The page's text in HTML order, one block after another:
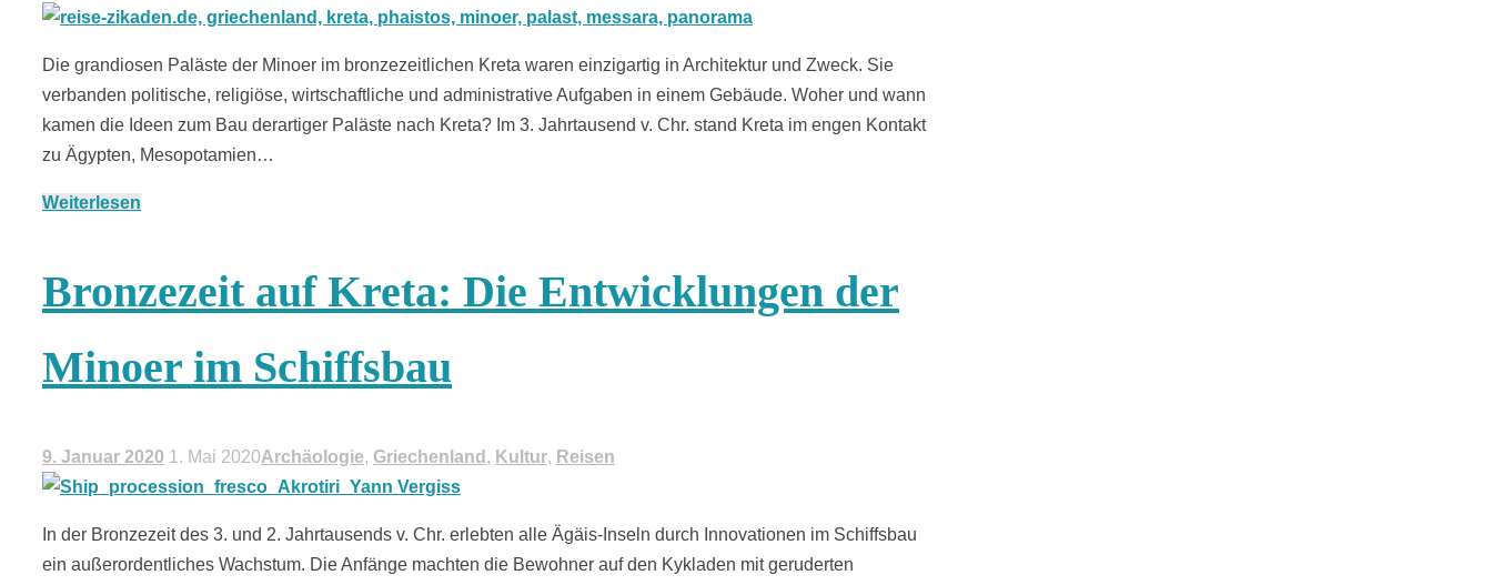
Die grandiosen Paläste der Minoer im bronzezeitlichen Kreta waren einzigartig in Architektur und Zweck. Sie
verbanden politische, religiöse, wirtschaftliche und administrative Aufgaben in einem Gebäude. Woher und wann
kamen die Ideen zum Bau derartiger Paläste nach Kreta? Im 3. Jahrtausend v. Chr. stand Kreta im engen Kontakt
zu Ägypten, Mesopotamien…
Weiterlesen
Bronzezeit auf Kreta: Die Entwicklungen der
Minoer im Schiffsbau
9. Januar 2020 1. Mai 2020Archäologie, Griechenland , Kultur, Reisen
In der Bronzezeit des 3. und 2. Jahrtausends v. Chr. erlebten alle Ägäis-Inseln durch Innovationen im Schiffsbau
ein außerordentliches Wachstum. Die Anfänge machten die Bewohner auf den Kykladen mit geruderten